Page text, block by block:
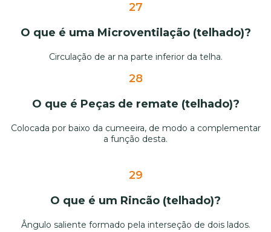
27
O que é uma Microventilação (telhado)?
Circulação de ar na parte inferior da telha.
28
O que é Peças de remate (telhado)?
Colocada por baixo da cumeeira, de modo a complementar
a função desta.
29
O que é um Rincão (telhado)?
Ângulo saliente formado pela interseção de dois lados.